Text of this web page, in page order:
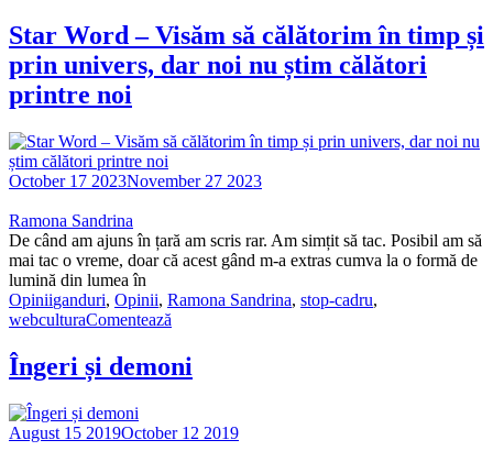
Star Word – Visăm să călătorim în timp și
prin univers, dar noi nu știm călători
printre noi
October 17 2023November 27 2023
Ramona Sandrina
De când am ajuns în țară am scris rar. Am simțit să tac. Posibil am să
mai tac o vreme, doar că acest gând m-a extras cumva la o formă de
lumină din lumea în
Opiniiganduri, Opinii, Ramona Sandrina, stop-cadru,
webculturaComentează
Îngeri și demoni
August 15 2019October 12 2019